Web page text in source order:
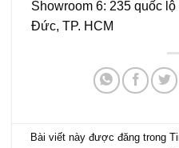
Showroom 6: 235 quốc
Đức, TP. HCM
Bài viết này được đăng trong